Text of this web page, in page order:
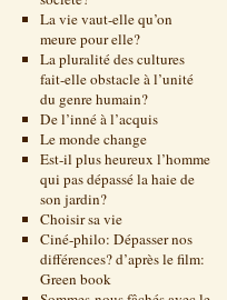
La vie vaut-elle qu’on
meure pour elle?
La pluralité des cultures
fait-elle obstacle à l’unité
du genre humain?
De l’inné à l’acquis
Le monde change
Est-il plus heureux l’homme
qui pas dépassé la haie de
son jardin?
Choisir sa vie
Ciné-philo: Dépasser nos
différences? d’après le film:
Green book